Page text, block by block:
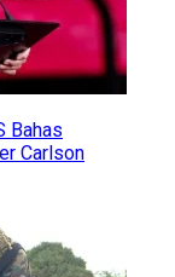
Bahas
Carlson